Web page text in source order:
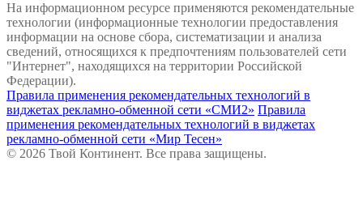
На информационном ресурсе применяются рекомендательные
технологии (информационные технологии предоставления
информации на основе сбора, систематизации и анализа
сведений, относящихся к предпочтениям пользователей сети
"Интернет", находящихся на территории Российской
Федерации).
Правила применения рекомендательных технологий в
виджетах рекламно-обменной сети «СМИ2» Правила
применения рекомендательных технологий в виджетах
рекламно-обменной сети «Мир Тесен»
© 2026 Твой Континент. Все права защищены.